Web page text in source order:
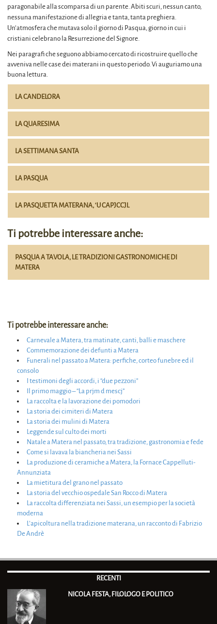
paragonabile alla scomparsa di un parente. Abiti scuri, nessun canto,
nessuna manifestazione di allegria e tanta, tanta preghiera.
Un’atmosfera che mutava solo il giorno di Pasqua, giorno in cui i
cristiani celebrano la Resurrezione del Signore.
Nei paragrafi che seguono abbiamo cercato di ricostruire quello che
avveniva nelle case dei materani in questo periodo. Vi auguriamo una
buona lettura.
LA CANDELORA
LA QUARESIMA
LA SETTIMANA SANTA
LA PASQUA
LA PASQUETTA MATERANA, ‘U CAPJCCJL
Ti potrebbe interessare anche:
PASQUA A TAVOLA, LE TRADIZIONI GASTRONOMICHE DI
MATERA
Ti potrebbe interessare anche:
Carnevale a Matera, tra matinate, canti, balli e maschere
Commemorazione dei defunti a Matera
Funerali nel passato a Matera: perfiche, corteo funebre ed il
consolo
I testimoni degli accordi, i “due pezzoni”
Il primo maggio – “La prjm d mescj”
La raccolta e la lavorazione dei pomodori
La storia dei cimiteri di Matera
La storia dei mulini di Matera
Leggende sul culto dei morti
Natale a Matera nel passato, tra tradizione, gastronomia e fede
Come si lavava la biancheria nei Sassi
La produzione di ceramiche a Matera, la Fornace Cappelluti-
Annunziata
La mietitura del grano nel passato
La storia del vecchio ospedale San Rocco di Matera
La raccolta differenziata nei Sassi, un esempio per la società
moderna
L’apicoltura nella tradizione materana, un racconto di Fabrizio
De Andrè
RECENTI
NICOLA FESTA, FILOLOGO E POLITICO